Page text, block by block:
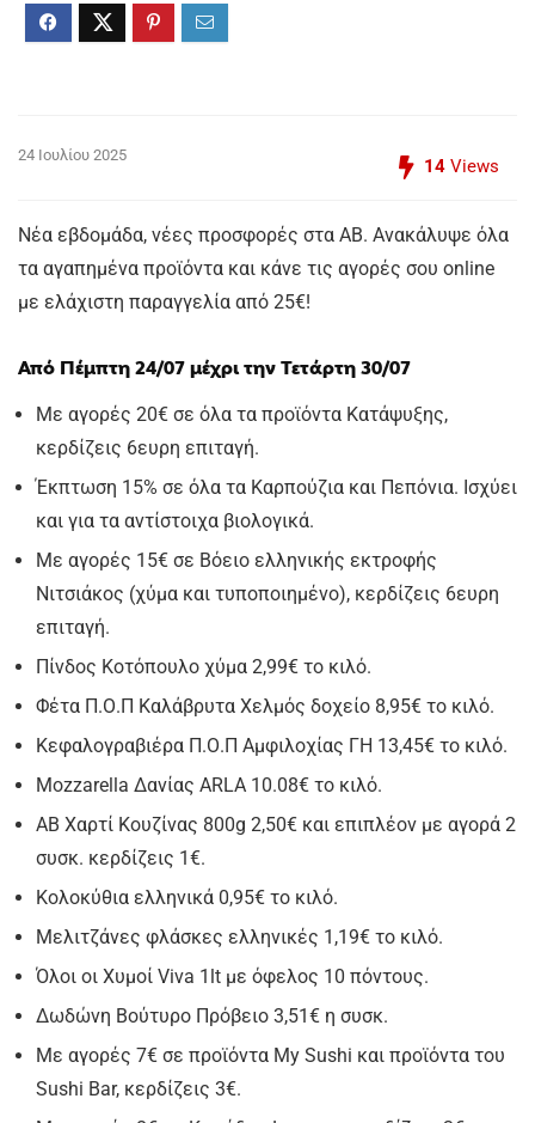
24 Ιουλίου 2025
14 Views
Νέα εβδομάδα, νέες προσφορές στα ΑΒ. Ανακάλυψε όλα
τα αγαπημένα προϊόντα και κάνε τις αγορές σου online
με ελάχιστη παραγγελία από 25€!
Από Πέμπτη 24/07 μέχρι την Τετάρτη 30/07
Με αγορές 20€ σε όλα τα προϊόντα Κατάψυξης,
κερδίζεις 6ευρη επιταγή.
Έκπτωση 15% σε όλα τα Καρπούζια και Πεπόνια. Ισχύει
και για τα αντίστοιχα βιολογικά.
Με αγορές 15€ σε Βόειο ελληνικής εκτροφής
Νιτσιάκος (χύμα και τυποποιημένο), κερδίζεις 6ευρη
επιταγή.
Πίνδος Κοτόπουλο χύμα 2,99€ το κιλό.
Φέτα Π.Ο.Π Καλάβρυτα Χελμός δοχείο 8,95€ το κιλό.
Κεφαλογραβιέρα Π.Ο.Π Αμφιλοχίας ΓΗ 13,45€ το κιλό.
Mozzarella Δανίας ARLA 10.08€ το κιλό.
ΑΒ Χαρτί Κουζίνας 800g 2,50€ και επιπλέον με αγορά 2
συσκ. κερδίζεις 1€.
Κολοκύθια ελληνικά 0,95€ το κιλό.
Μελιτζάνες φλάσκες ελληνικές 1,19€ το κιλό.
Όλοι οι Xυμοί Viva 1lt με όφελος 10 πόντους.
Δωδώνη Βούτυρο Πρόβειο 3,51€ η συσκ.
Με αγορές 7€ σε προϊόντα My Sushi και προϊόντα του
Sushi Bar, κερδίζεις 3€.